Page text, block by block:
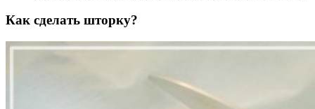
Как сделать шторку?